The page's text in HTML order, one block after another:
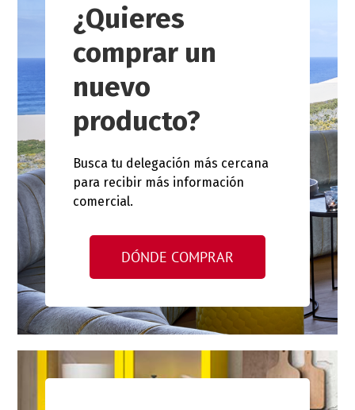
¿Quieres
comprar un
nuevo
producto?
Busca tu delegación más cercana
para recibir más información
comercial.
DÓNDE COMPRAR